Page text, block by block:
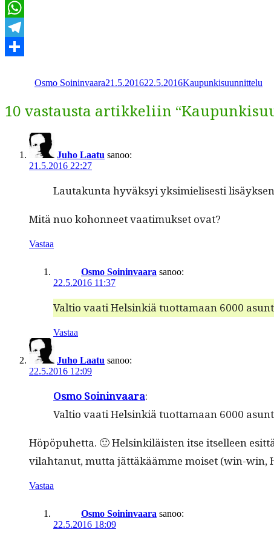
LinkedIn
WhatsApp
Telegram
Osmo Soininvaara21.5.201622.5.2016Kaupunkisuunnittelu
10 vastausta artikkeliin
Juho Laatu sanoo:
21.5.2016 22:27
Lau­takun­ta hyväksyi yksimielis­es­ti
Mitä nuo kohon­neet vaa­timuk­set ovat?
Vastaa
Osmo Soininvaara sanoo:
22.5.2016 11:37
Val­tio vaati Helsinkiä tuot­ta­maan 6000
Vastaa
Juho Laatu sanoo:
22.5.2016 12:09
Osmo Soin­in­vaara:
Val­tio vaati Helsinkiä tuot­ta­maan 6000
Höpöpuhet­ta. 🙂 Helsinkiläis­ten itse itselleen
vilah­tanut, mut­ta jät­täkäämme moi­set (win-win,
Vastaa
Osmo Soininvaara sanoo:
22.5.2016 18:09